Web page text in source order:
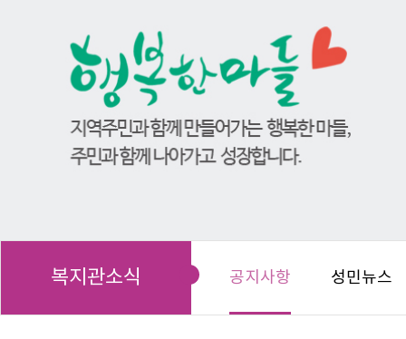
복지관소식 공지사항 성민뉴스